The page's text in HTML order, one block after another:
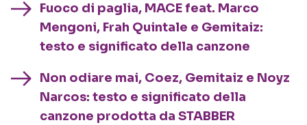
Fuoco di paglia, MACE feat. Marco
Mengoni, Frah Quintale e Gemitaiz:
testo e significato della canzone
Non odiare mai, Coez, Gemitaiz e Noyz
Narcos: testo e significato della
canzone prodotta da STABBER